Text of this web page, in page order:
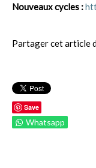
Nouveaux cycles :
Partager cet article
Save
Whatsapp